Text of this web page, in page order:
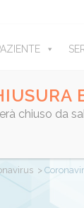
>
chiuso da